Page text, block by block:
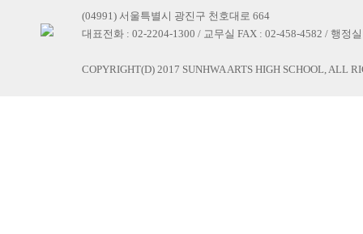
(04991) 서울특별시 광진구 천호대로 664
대표전화 : 02-2204-1300 / 교무실 FAX : 02-458-4582 / 행정
COPYRIGHT(D) 2017 SUNHWA ARTS HIGH SCHOOL, ALL